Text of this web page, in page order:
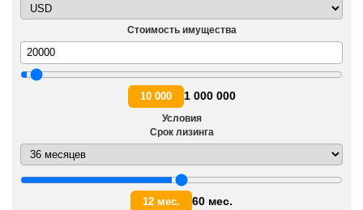
Стоимость имущества
10 000 1 000 000
Условия
Срок лизинга
12 мес. 60 мес.